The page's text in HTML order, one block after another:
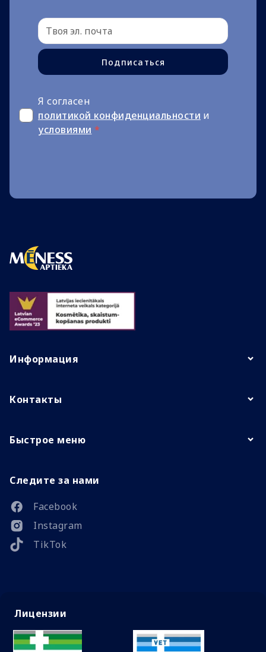
Подписаться
Я согласен
политикой конфиденциальности и
условиями *
Информация
Контакты
Быстрое меню
Следите за нами
Facebook
Instagram
TikTok
Лицензии